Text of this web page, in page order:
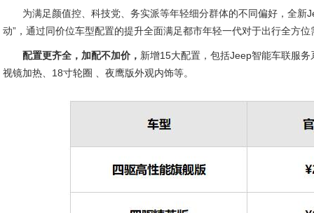
为满足颜值控、科技党、务实派等年轻细分群体的不同偏好，全新
动”，通过同价位车型配置的提升全面满足都市年轻一代对于出行全方位
配置更齐全，加配不加价， 新增15大配置，包括Jeep智能车联服
视镜加热、18寸轮圈 、夜鹰版外观内饰等。